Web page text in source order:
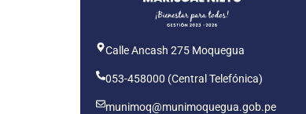
Calle Ancash 275 Moquegua
053-458000 (Central Telefónica)
munimoq@munimoquegua.gob.pe